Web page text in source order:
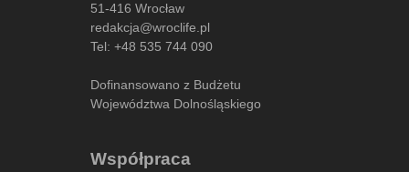
51-416 Wrocław
redakcja@wroclife.pl
Tel: +48 535 744 090
Dofinansowano z Budżetu
Województwa Dolnośląskiego
Współpraca